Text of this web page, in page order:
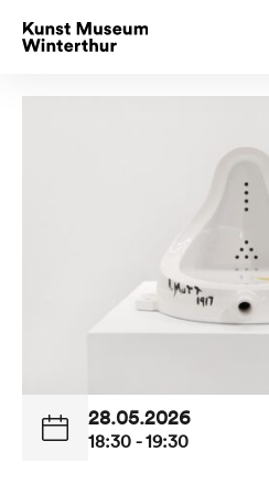
28.05.2026
18:30 - 19:30